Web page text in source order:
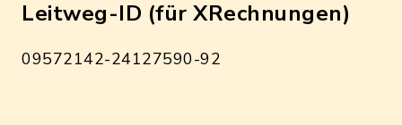
Leitweg-ID (für XRechnungen)
09572142-24127590-92